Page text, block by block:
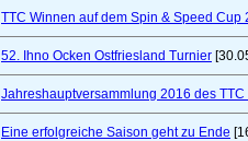
TTC Winnen auf dem Spin & Speed Cup
52. Ihno Ocken Ostfriesland Turnier
Jahreshauptversammlung 2016 des TTC
Eine erfolgreiche Saison geht zu Ende